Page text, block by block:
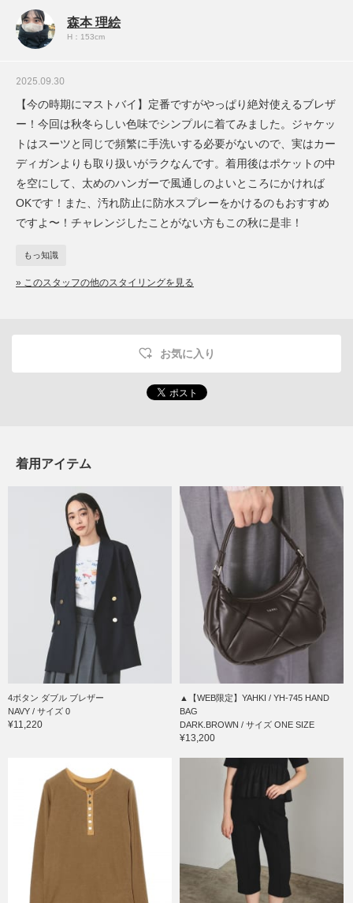
森本 理絵
H：153cm
2025.09.30
【今の時期にマストバイ】定番ですがやっぱり絶対使えるブレザ
ー！今回は秋冬らしい色味でシンプルに着てみました。ジャケッ
トはスーツと同じで頻繁に手洗いする必要がないので、実はカー
ディガンよりも取り扱いがラクなんです。着用後はポケットの中
を空にして、太めのハンガーで風通しのよいところにかければ
OKです！また、汚れ防止に防水スプレーをかけるのもおすすめ
ですよ〜！チャレンジしたことがない方もこの秋に是非！
もっ知識
» このスタッフの他のスタイリングを見る
お気に入り
着用アイテム
4ボタン ダブル ブレザー
NAVY / サイズ 0
¥11,220
▲【WEB限定】YAHKI / YH-745 HAND
BAG
DARK.BROWN / サイズ ONE SIZE
¥13,200